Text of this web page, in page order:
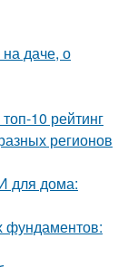
даче, о
10 рейтинг
регионов
для дома:
фундаментов: